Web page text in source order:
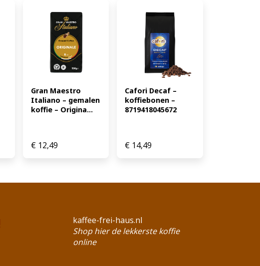
Gran Maestro
Italiano – gemalen
koffie – Origina...
€12,49
Cafori Decaf –
koffiebonen –
8719418045672
€ 14,49
kaffee-frei-haus.nl
Shop hier de lekkerste koffie
online